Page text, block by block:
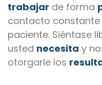
trabajar de forma
contacto
paciente. Siéntase
usted necesita y
otorgarle los